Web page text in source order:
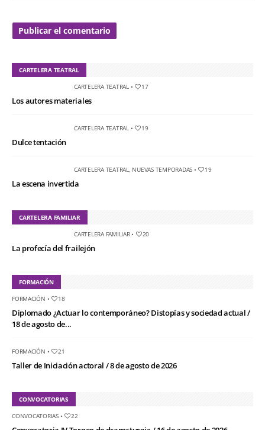
CARTELERA TEATRAL
CARTELERA TEATRAL• 17
Los autores materiales
CARTELERA TEATRAL• 19
Dulce tentación
CARTELERA TEATRAL, NUEVAS TEMPORADAS • 19
La escena invertida
CARTELERA FAMILIAR
CARTELERA FAMILIAR• 20
La profecía del frailejón
FORMACIÓN
FORMACIÓN • 18
Diplomado ¿Actuar lo contemporáneo? Distopías y sociedad actual /
18 de agosto de...
FORMACIÓN • 21
Taller de Iniciación actoral / 8 de agosto de 2026
CONVOCATORIAS
CONVOCATORIAS• 22